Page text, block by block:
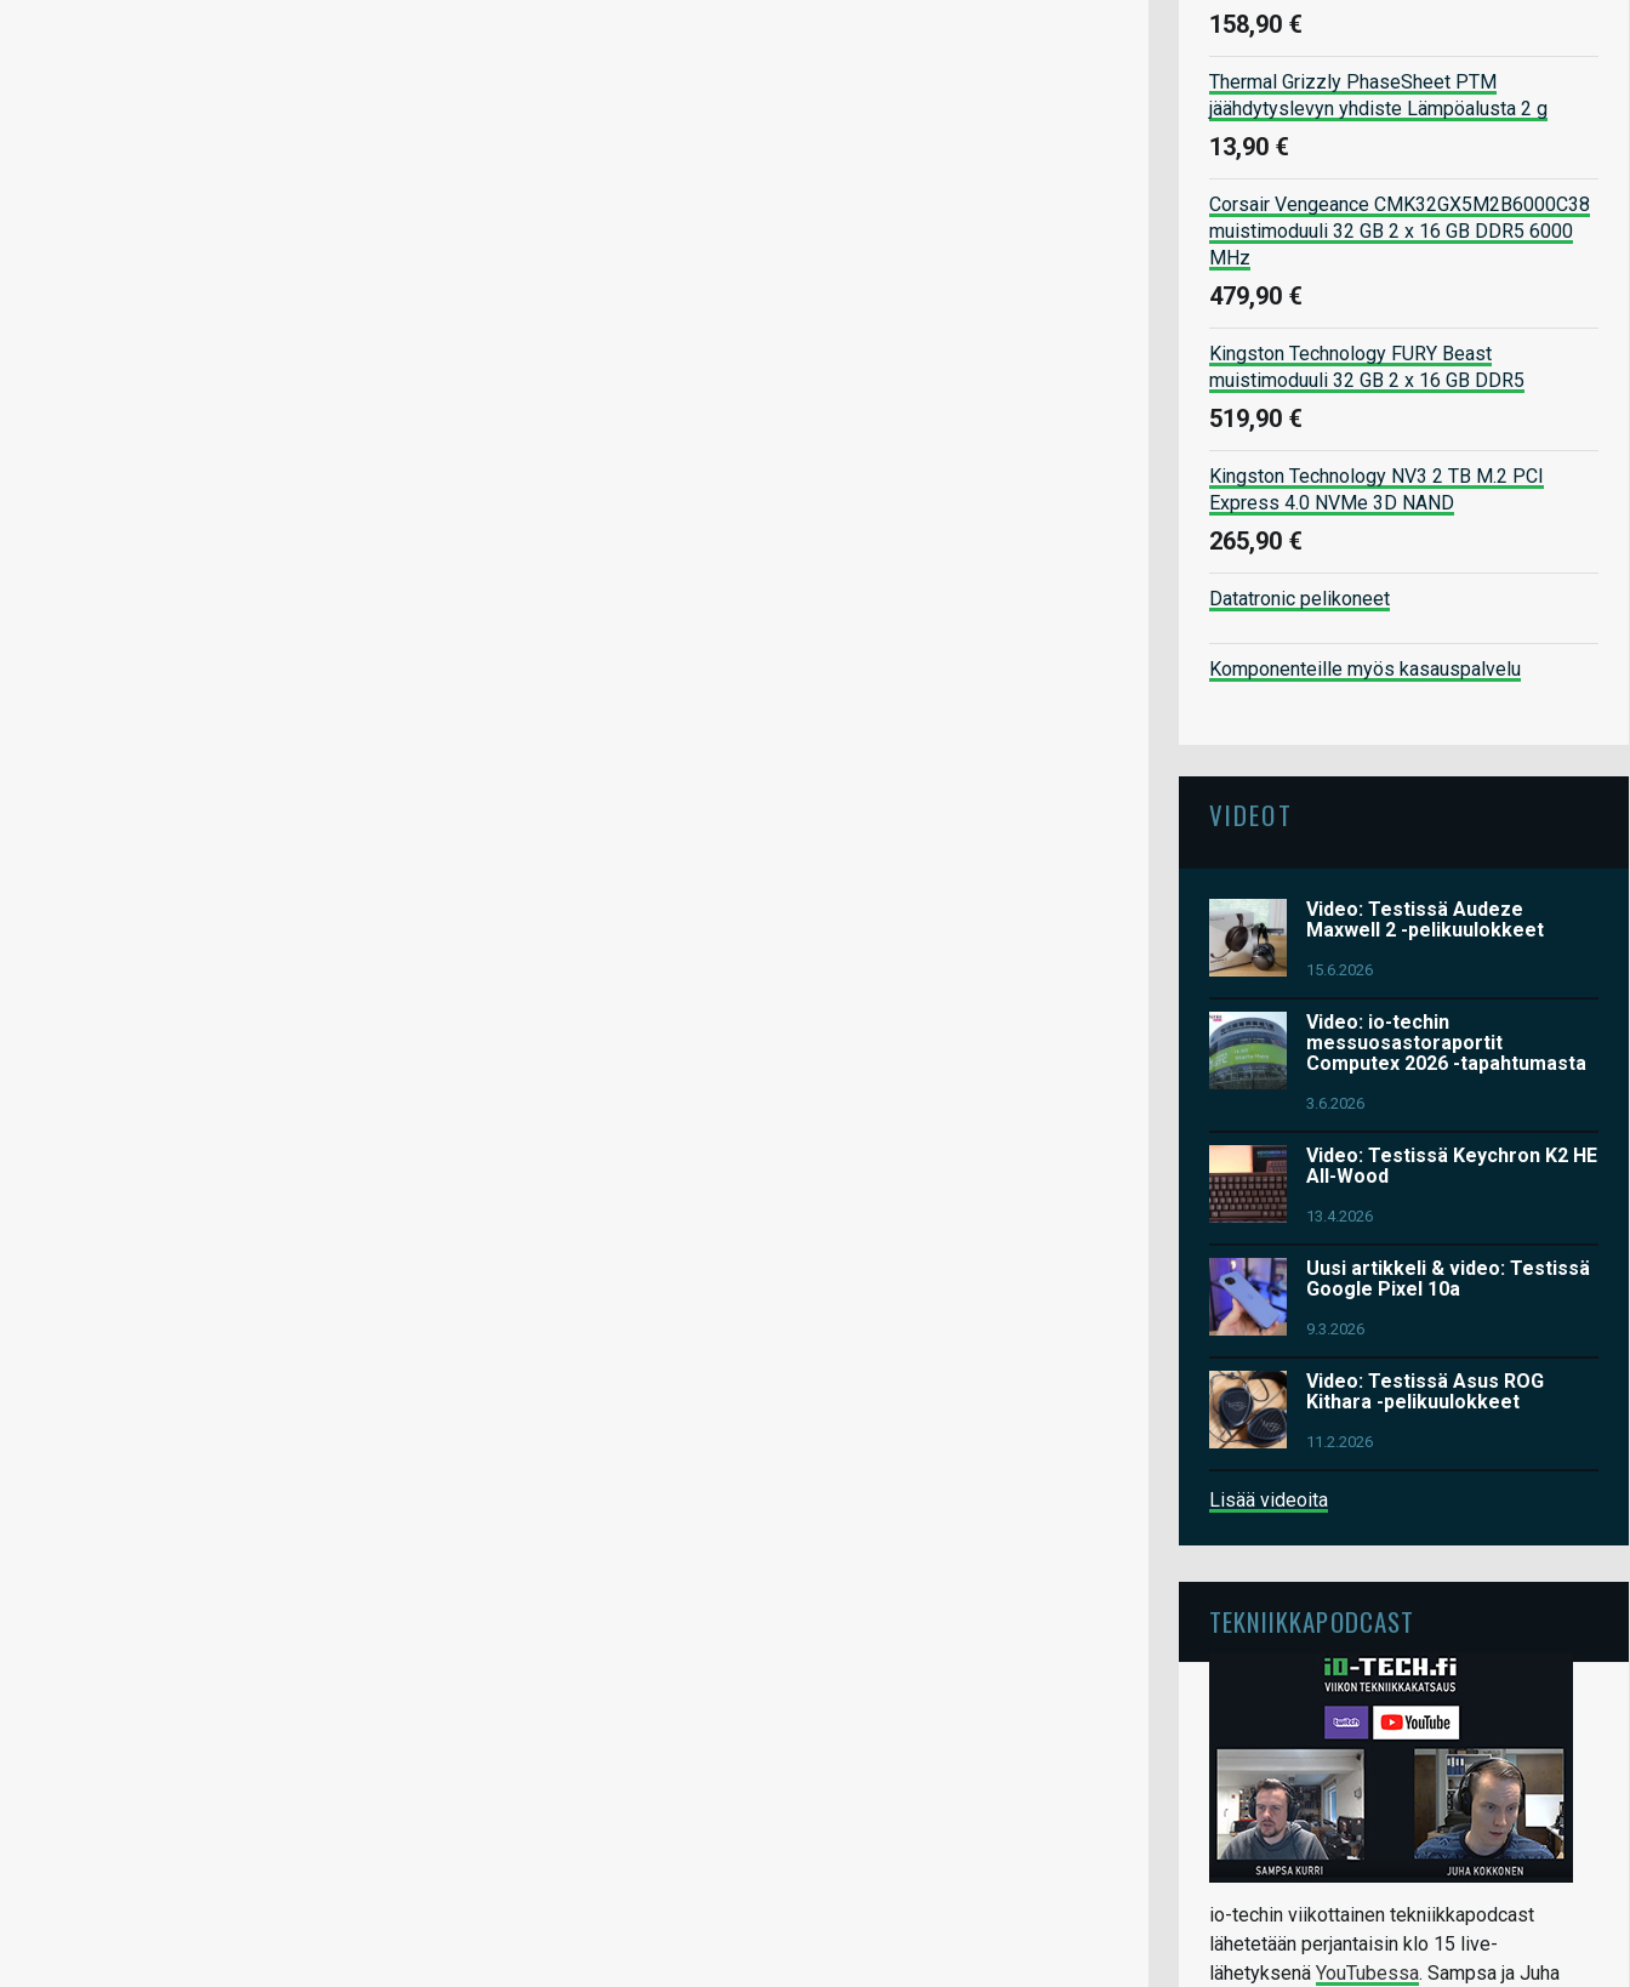
158,90 €
Thermal Grizzly PhaseSheet PTM
jäähdytyslevyn yhdiste Lämpöalusta 2 g
13,90 €
Corsair Vengeance CMK32GX5M2B6000C38
muistimoduuli 32 GB 2 x 16 GB DDR5 6000
MHz
479,90 €
Kingston Technology FURY Beast
muistimoduuli 32 GB 2 x 16 GB DDR5
519,90 €
Kingston Technology NV3 2 TB M.2 PCI
Express 4.0 NVMe 3D NAND
265,90 €
Datatronic pelikoneet
Komponenteille myös kasauspalvelu
VIDEOT
Video: Testissä Audeze
Maxwell 2 -pelikuulokkeet
15.6.2026
Video: io-techin
messuosastoraportit
Computex 2026 -tapahtumasta
3.6.2026
Video: Testissä Keychron K2 HE
All-Wood
13.4.2026
Uusi artikkeli & video: Testissä
Google Pixel 10a
9.3.2026
Video: Testissä Asus ROG
Kithara -pelikuulokkeet
11.2.2026
Lisää videoita
TEKNIIKKAPODCAST
io-techin viikottainen tekniikkapodcast
lähetetään perjantaisin klo 15 live-
lähetyksenä YouTubessa. Sampsa ja Juha